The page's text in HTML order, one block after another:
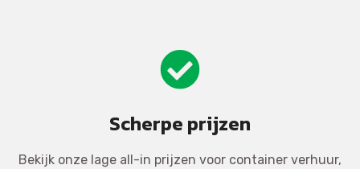
Scherpe prijzen
Bekijk onze lage all-in prijzen voor container verhuur,